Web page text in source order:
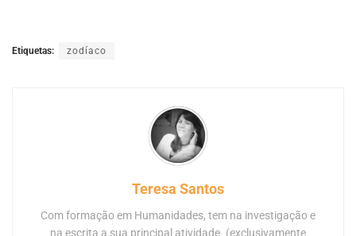
Etiquetas: zodíaco
Teresa Santos
Com formação em Humanidades, tem na investigação e
na escrita a sua principal atividade. (exclusivamente